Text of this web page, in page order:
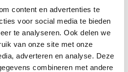
content en advertenties te
voor social media te bieden
te analyseren. Ook delen we
van onze site met onze
adverteren en analyse. Deze
combineren met andere
waardering
waardering van Onze
9+ gemiddeld.